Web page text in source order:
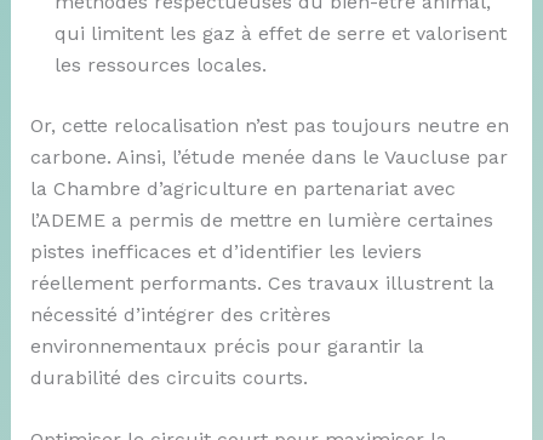
qui limitent les gaz à effet de serre et valorisent
les ressources locales.
Or, cette relocalisation n’est pas toujours neutre en
carbone. Ainsi, l’étude menée dans le Vaucluse par
la Chambre d’agriculture en partenariat avec
l’ADEME a permis de mettre en lumière certaines
pistes inefficaces et d’identifier les leviers
réellement performants. Ces travaux illustrent la
nécessité d’intégrer des critères
environnementaux précis pour garantir la
durabilité des circuits courts.